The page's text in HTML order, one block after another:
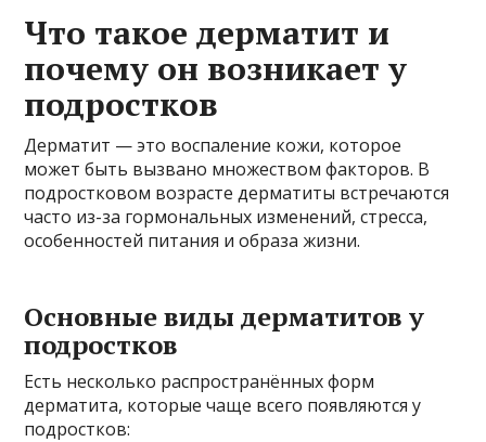
Что такое дерматит и
почему он возникает у
подростков
Дерматит — это воспаление кожи, которое
может быть вызвано множеством факторов. В
подростковом возрасте дерматиты встречаются
часто из-за гормональных изменений, стресса,
особенностей питания и образа жизни.
Основные виды дерматитов у
подростков
Есть несколько распространённых форм
дерматита, которые чаще всего появляются у
подростков: